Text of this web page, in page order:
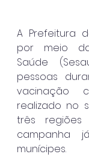
A Prefeitura
por meio
Saúde
pessoas
vacinação
realizado no
três regiões
campanha
munícipes.